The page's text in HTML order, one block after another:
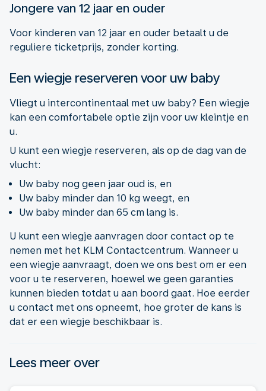
Jongere van 12 jaar en ouder
Voor kinderen van 12 jaar en ouder betaalt u de
reguliere ticketprijs, zonder korting.
Een wiegje reserveren voor uw baby
Vliegt u intercontinentaal met uw baby? Een wiegje
kan een comfortabele optie zijn voor uw kleintje en
u.
U kunt een wiegje reserveren, als op de dag van de
vlucht:
Uw baby nog geen jaar oud is, en
Uw baby minder dan 10 kg weegt, en
Uw baby minder dan 65 cm lang is.
U kunt een wiegje aanvragen door contact op te
nemen met het KLM Contactcentrum. Wanneer u
een wiegje aanvraagt, doen we ons best om er een
voor u te reserveren, hoewel we geen garanties
kunnen bieden totdat u aan boord gaat. Hoe eerder
u contact met ons opneemt, hoe groter de kans is
dat er een wiegje beschikbaar is.
Lees meer over